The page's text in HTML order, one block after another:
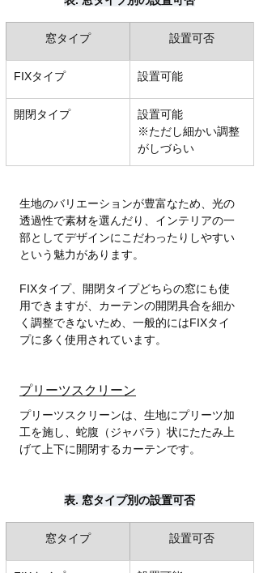
窓タイプ 設置可否
FIXタイプ 設置可能
開閉タイプ
設置可能
※ただし細かい調整
がしづらい
生地のバリエーションが豊富なため、光の
透過性で素材を選んだり、インテリアの一
部としてデザインにこだわったりしやすい
という魅力があります。
FIXタイプ、開閉タイプどちらの窓にも使
用できますが、カーテンの開閉具合を細か
く調整できないため、一般的にはFIXタイ
プに多く使用されています。
プリーツスクリーン
プリーツスクリーンは、生地にプリーツ加
工を施し、蛇腹（ジャバラ）状にたたみ上
げて上下に開閉するカーテンです。
表. 窓タイプ別の設置可否
窓タイプ 設置可否